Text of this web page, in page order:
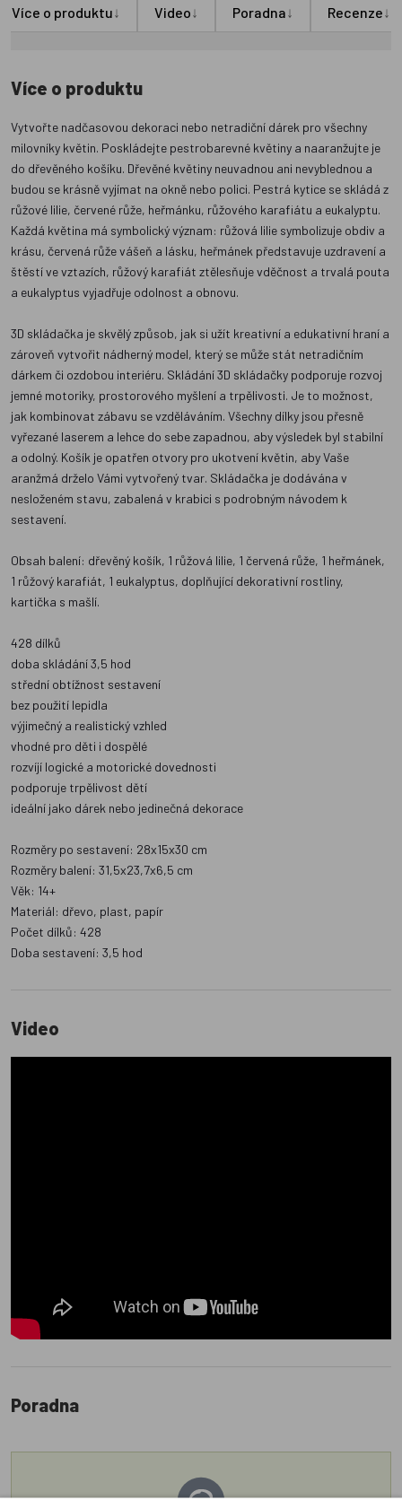
Více o produktu↓ Video↓ Poradna↓ Recenze↓
Více o produktu
Vytvořte nadčasovou dekoraci nebo netradiční dárek pro všechny
milovníky květin. Poskládejte pestrobarevné květiny a naaranžujte je
do dřevěného košíku. Dřevěné květiny neuvadnou ani nevyblednou a
budou se krásně vyjímat na okně nebo polici. Pestrá kytice se skládá z
růžové lilie, červené růže, heřmánku, růžového karafiátu a eukalyptu.
Každá květina má symbolický význam: růžová lilie symbolizuje obdiv a
krásu, červená růže vášeň a lásku, heřmánek představuje uzdravení a
štěstí ve vztazích, růžový karafiát ztělesňuje vděčnost a trvalá pouta
a eukalyptus vyjadřuje odolnost a obnovu.
3D skládačka je skvělý způsob, jak si užít kreativní a edukativní hraní a
zároveň vytvořit nádherný model, který se může stát netradičním
dárkem či ozdobou interiéru. Skládání 3D skládačky podporuje rozvoj
jemné motoriky, prostorového myšlení a trpělivosti. Je to možnost,
jak kombinovat zábavu se vzděláváním. Všechny dílky jsou přesně
vyřezané laserem a lehce do sebe zapadnou, aby výsledek byl stabilní
a odolný. Košík je opatřen otvory pro ukotvení květin, aby Vaše
aranžmá drželo Vámi vytvořený tvar. Skládačka je dodávána v
nesloženém stavu, zabalená v krabici s podrobným návodem k
sestavení.
Obsah balení: dřevěný košík, 1 růžová lilie, 1 červená růže, 1 heřmánek,
1 růžový karafiát, 1 eukalyptus, doplňující dekorativní rostliny,
kartička s mašlí.
428 dílků
doba skládání 3,5 hod
střední obtížnost sestavení
bez použití lepidla
výjimečný a realistický vzhled
vhodné pro děti i dospělé
rozvíjí logické a motorické dovednosti
podporuje trpělivost dětí
ideální jako dárek nebo jedinečná dekorace
Rozměry po sestavení: 28x15x30 cm
Rozměry balení: 31,5x23,7x6,5 cm
Věk: 14+
Materiál: dřevo, plast, papír
Počet dílků: 428
Doba sestavení: 3,5 hod
Video
Poradna